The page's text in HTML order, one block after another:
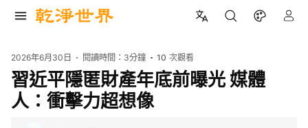
2026年6月30日 閱讀時間： 3分鐘 10 次觀看
習近平隱匿財產年底前曝光 媒體
人：衝擊力超想像